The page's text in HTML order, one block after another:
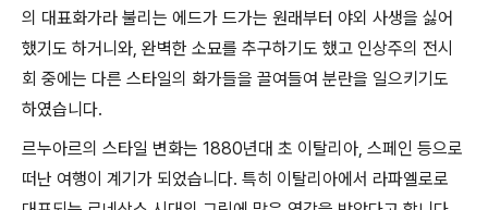
의 대표화가라 불리는 에드가 드가는 원래부터 야외 사생을 싫어
했기도 하거니와, 완벽한 소묘를 추구하기도 했고 인상주의 전시
회 중에는 다른 스타일의 화가들을 끌여들여 분란을 일으키기도
하였습니다.
르누아르의 스타일 변화는 1880년대 초 이탈리아, 스페인 등으로
떠난 여행이 계기가 되었습니다. 특히 이탈리아에서 라파엘로로